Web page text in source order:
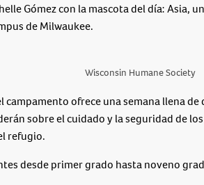
Gómez con la mascota del día: Asia,
de Milwaukee.
Wisconsin Humane Society
campamento ofrece una semana llena
sobre el cuidado y la seguridad de
refugio.
desde primer grado hasta noveno